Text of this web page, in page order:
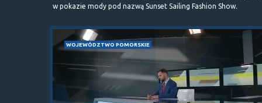
w pokazie mody pod nazwą Sunset Sailing Fashion Show.
WOJEWÓDZTWO POMORSKIE